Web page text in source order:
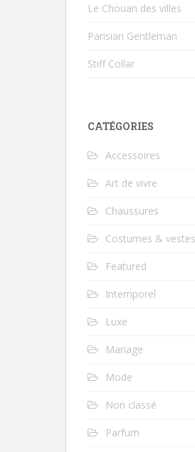
Le Chouan des villes
Parisian Gentleman
Stiff Collar
CATÉGORIES
Accessoires
Art de vivre
Chaussures
Costumes & vestes
Featured
Intemporel
Luxe
Mariage
Mode
Non classé
Parfum